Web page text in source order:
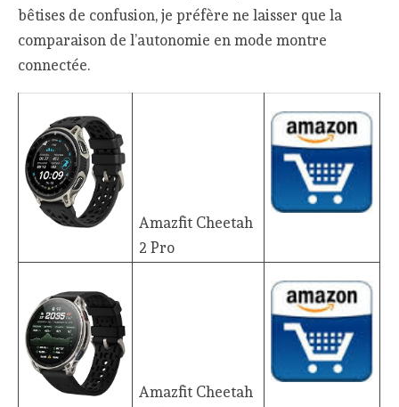
bêtises de confusion, je préfère ne laisser que la
comparaison de l’autonomie en mode montre
connectée.
Amazfit Cheetah
2 Pro
Amazfit Cheetah